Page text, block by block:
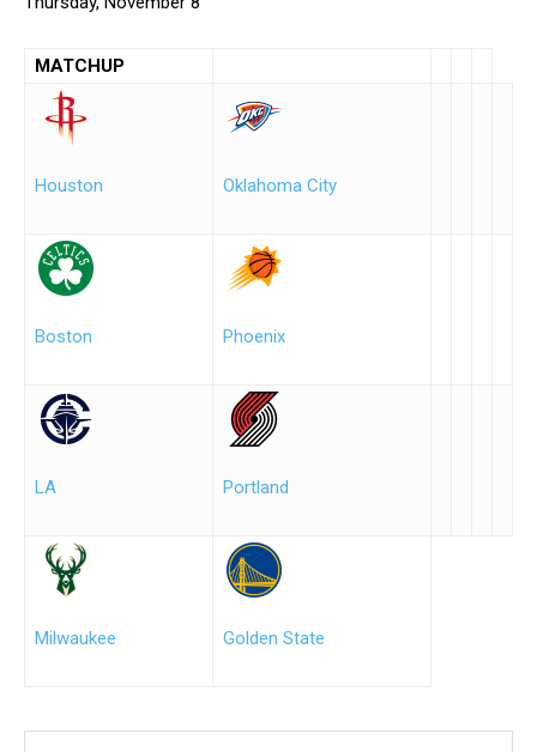
MATCHUP
Houston Oklahoma City
Boston Phoenix
LA Portland
Milwaukee Golden State